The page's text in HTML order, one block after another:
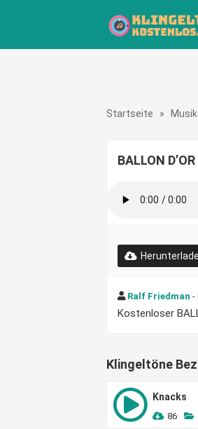
Startseite » Musik
BALLON
Ralf Friedman -
Kostenloser
Klingeltöne
Knacks
86